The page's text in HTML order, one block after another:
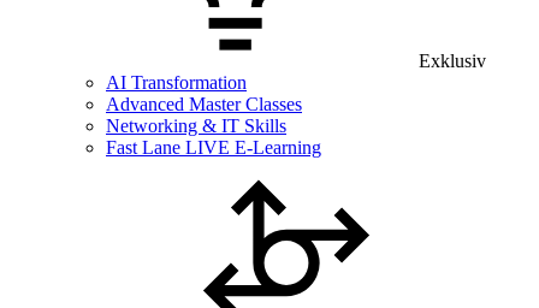
Exklusiv
AI Transformation
Advanced Master Classes
Networking & IT Skills
Fast Lane LIVE E-Learning